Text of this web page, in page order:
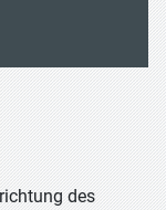
des